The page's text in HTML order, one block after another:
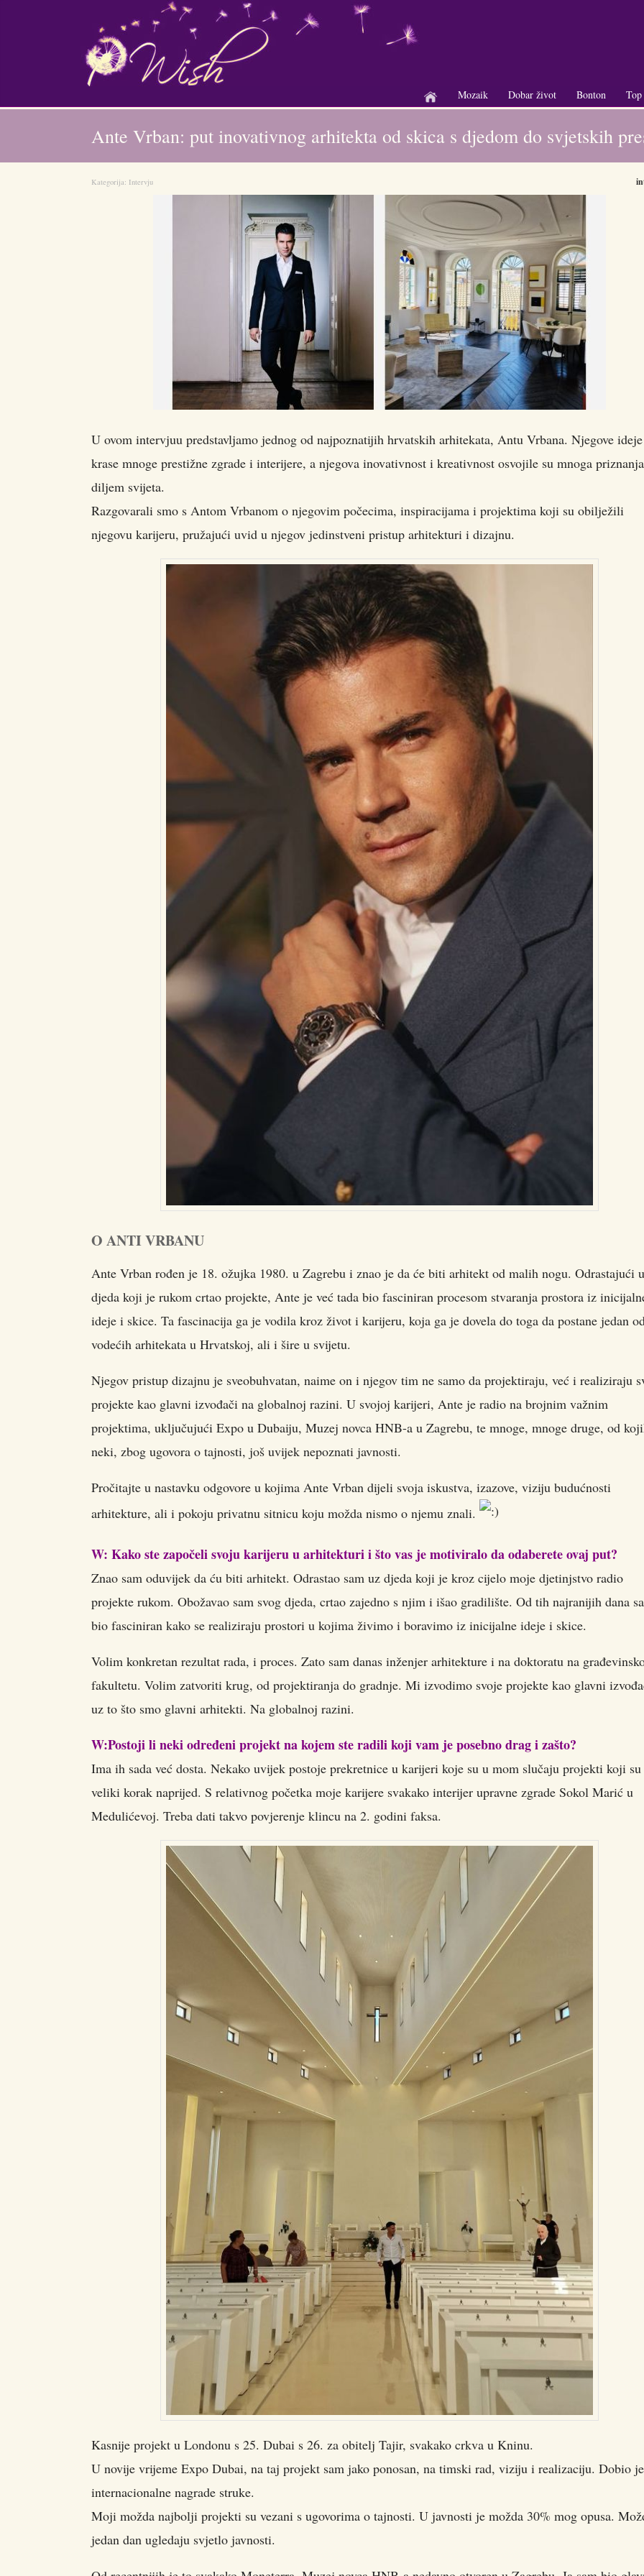
+
Mozaik
+
Dobar život
+
Bonton
Ante Vrban: put inovativnog arhitekta od skica s djedom do svjetskih
Kategorija: Intervju
U ovom intervjuu predstavljamo jednog od najpoznatijih hrvatskih arhitekata, Antu Vrbana. Njegove ideje
krase mnoge prestižne zgrade i interijere, a njegova inovativnost i kreativnost osvojile su mnoga priznanja
diljem svijeta.
Razgovarali smo s Antom Vrbanom o njegovim počecima, inspiracijama i projektima koji su obilježili
njegovu karijeru, pružajući uvid u njegov jedinstveni pristup arhitekturi i dizajnu.
O ANTI VRBANU
Ante Vrban rođen je 18. ožujka 1980. u Zagrebu i znao je da će biti arhitekt od malih nogu. Odrastajući
djeda koji je rukom crtao projekte, Ante je već tada bio fasciniran procesom stvaranja prostora iz
ideje i skice. Ta fascinacija ga je vodila kroz život i karijeru, koja ga je dovela do toga da postane jedan
vodećih arhitekata u Hrvatskoj, ali i šire u svijetu.
Njegov pristup dizajnu je sveobuhvatan, naime on i njegov tim ne samo da projektiraju, već i realiziraju
projekte kao glavni izvođači na globalnoj razini. U svojoj karijeri, Ante je radio na brojnim važnim
projektima, uključujući Expo u Dubaiju, Muzej novca HNB-a u Zagrebu, te mnoge, mnoge druge, od
neki, zbog ugovora o tajnosti, još uvijek nepoznati javnosti.
Pročitajte u nastavku odgovore u kojima Ante Vrban dijeli svoja iskustva, izazove, viziju budućnosti
arhitekture, ali i pokoju privatnu sitnicu koju možda nismo o njemu znali.
W: Kako ste započeli svoju karijeru u arhitekturi i što vas je motiviralo da odaberete ovaj put?
Znao sam oduvijek da ću biti arhitekt. Odrastao sam uz djeda koji je kroz cijelo moje djetinjstvo radio
projekte rukom. Obožavao sam svog djeda, crtao zajedno s njim i išao gradilište. Od tih najranijih dana
bio fasciniran kako se realiziraju prostori u kojima živimo i boravimo iz inicijalne ideje i skice.
Volim konkretan rezultat rada, i proces. Zato sam danas inženjer arhitekture i na doktoratu na
fakultetu. Volim zatvoriti krug, od projektiranja do gradnje. Mi izvodimo svoje projekte kao glavni
uz to što smo glavni arhitekti. Na globalnoj razini.
W:Postoji li neki određeni projekt na kojem ste radili koji vam je posebno drag i zašto?
Ima ih sada već dosta. Nekako uvijek postoje prekretnice u karijeri koje su u mom slučaju projekti koji
veliki korak naprijed. S relativnog početka moje karijere svakako interijer upravne zgrade Sokol Marić u
Medulićevoj. Treba dati takvo povjerenje klincu na 2. godini faksa.
Kasnije projekt u Londonu s 25. Dubai s 26. za obitelj Tajir, svakako crkva u Kninu.
U novije vrijeme Expo Dubai, na taj projekt sam jako ponosan, na timski rad, viziju i realizaciju. Dobio
internacionalne nagrade struke.
Moji možda najbolji projekti su vezani s ugovorima o tajnosti. U javnosti je možda 30% mog opusa.
jedan dan ugledaju svjetlo javnosti.